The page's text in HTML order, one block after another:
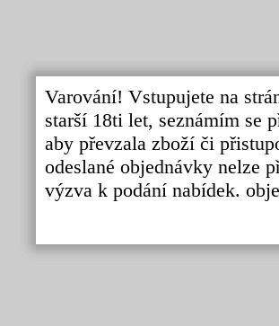
Varování! Vstupujete na
starší 18ti let, seznámím se
aby převzala zboží či
odeslané objednávky nelze
výzva k podání nabídek.